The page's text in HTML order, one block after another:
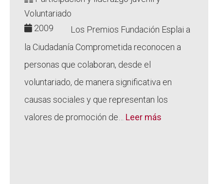
Voluntariado
2009
Los Premios Fundación Esplai a
la Ciudadanía Comprometida reconocen a
personas que colaboran, desde el
voluntariado, de manera significativa en
causas sociales y que representan los
valores de promoción de… Leer más